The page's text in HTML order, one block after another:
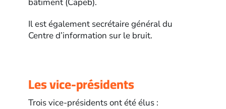
Il est également secrétaire général du
Centre d’information sur le bruit.
Les vice-présidents
Trois vice-présidents ont été élus :